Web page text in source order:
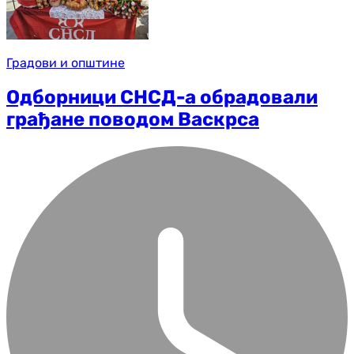
Градови и општине
Одборници СНСД-а обрадовали
грађане поводом Васкрса